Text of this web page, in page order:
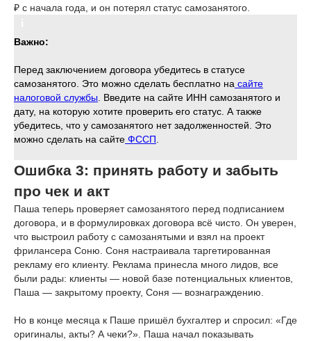
₽ с начала года, и он потерял статус самозанятого.
Важно:
Перед заключением договора убедитесь в статусе
самозанятого. Это можно сделать бесплатно на сайте
налоговой службы . Введите на сайте ИНН самозанятого и
дату, на которую хотите проверить его статус. А также
убедитесь, что у самозанятого нет задолженностей. Это
можно сделать на сайте ФССП
Ошибка 3: принять работу и забыть
про чек и акт
Паша теперь проверяет самозанятого перед подписанием
договора, и в формулировках договора всё чисто. Он уверен,
что выстроил работу с самозанятыми и взял на проект
фрилансера Соню. Соня настраивала таргетированная
рекламу его клиенту. Реклама принесла много лидов, все
были рады: клиенты — новой базе потенциальных клиентов,
Паша — закрытому проекту, Соня — вознаграждению.
Но в конце месяца к Паше пришёл бухгалтер и спросил: «Где
оригиналы, акты? А чеки?». Паша начал показывать